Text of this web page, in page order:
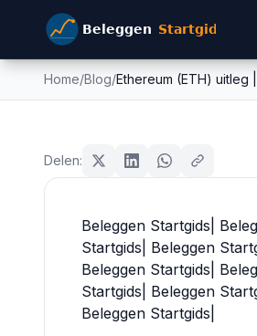
Home/Blog/Ethereum (ETH) uitleg
Mike Schonewille
31 maart 202614min leestijd
Delen:
Beleggen Startgids|
Startgids| Beleggen
Beleggen Startgids|
Startgids| Beleggen
Beleggen Startgids|